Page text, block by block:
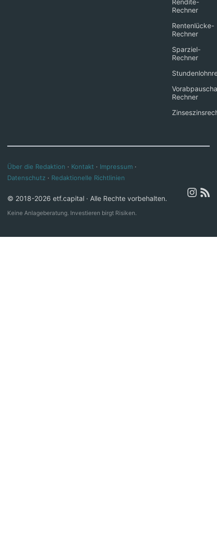
Rendite-
Rechner
Rentenlücke-
Rechner
Sparziel-
Rechner
Rechner
Über die Redaktion · Kontakt · Impressum ·
Datenschutz · Redaktionelle Richtlinien
© 2018-2026 etf.capital · Alle Rechte vorbehalten.
Keine Anlageberatung. Investieren birgt Risiken.